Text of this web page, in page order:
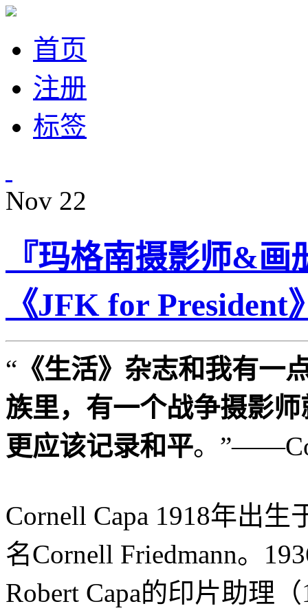
首页
注册
标签
Nov 22
『玛格南摄影师&
《JFK for President
“ 《生活》杂志和我有一
族里，有一个战争摄影
更应该记录和平。
Cornell Capa 1918年出
名Cornell Friedmann。
Robert Capa的印片助理